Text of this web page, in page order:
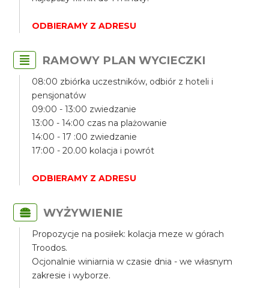
ODBIERAMY Z ADRESU
RAMOWY PLAN WYCIECZKI
08:00 zbiórka uczestników, odbiór z hoteli i
pensjonatów
09:00 - 13:00 zwiedzanie
13:00 - 14:00 czas na plażowanie
14:00 - 17 :00 zwiedzanie
17:00 - 20.00 kolacja i powrót
ODBIERAMY Z ADRESU
WYŻYWIENIE
Propozycje na posiłek: kolacja meze w górach
Troodos.
Ocjonalnie winiarnia w czasie dnia - we własnym
zakresie i wyborze.